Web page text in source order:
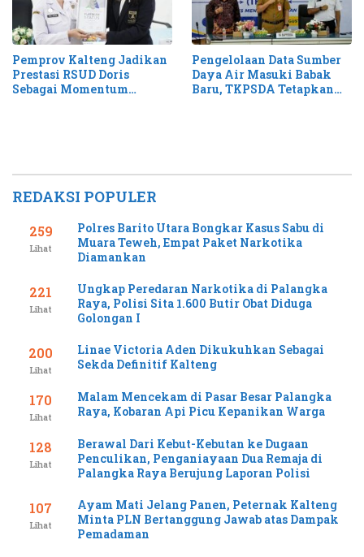
Pemprov Kalteng Jadikan
Prestasi RSUD Doris
Sebagai Momentum
Pengelolaan Data Sumber
Daya Air Masuki Babak
Baru, TKPSDA Tetapkan
REDAKSI POPULER
259
Lihat
Polres Barito Utara Bongkar Kasus Sabu di
Muara Teweh, Empat Paket Narkotika
Diamankan
221
Lihat
Ungkap Peredaran Narkotika di Palangka
Raya, Polisi Sita 1.600 Butir Obat Diduga
Golongan I
200
Lihat
Linae Victoria Aden Dikukuhkan Sebagai
Sekda Definitif Kalteng
170
Lihat
Malam Mencekam di Pasar Besar Palangka
Raya, Kobaran Api Picu Kepanikan Warga
128
Lihat
Berawal Dari Kebut-Kebutan ke Dugaan
Penculikan, Penganiayaan Dua Remaja di
Palangka Raya Berujung Laporan Polisi
107
Lihat
Ayam Mati Jelang Panen, Peternak Kalteng
Minta PLN Bertanggung Jawab atas Dampak
Pemadaman